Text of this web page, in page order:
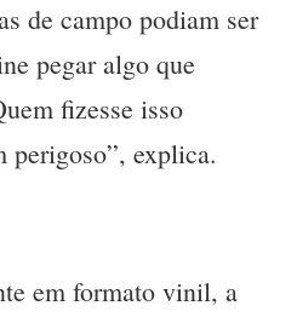
de campo podiam ser
pegar algo que
fizesse isso
perigoso”, explica.
em formato vinil, a